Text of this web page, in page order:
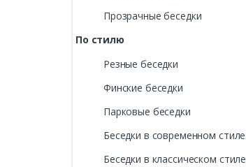
Прозрачные беседки
По стилю
Резные беседки
Финские беседки
Парковые беседки
Беседки в современном стиле
Беседки в классическом стиле